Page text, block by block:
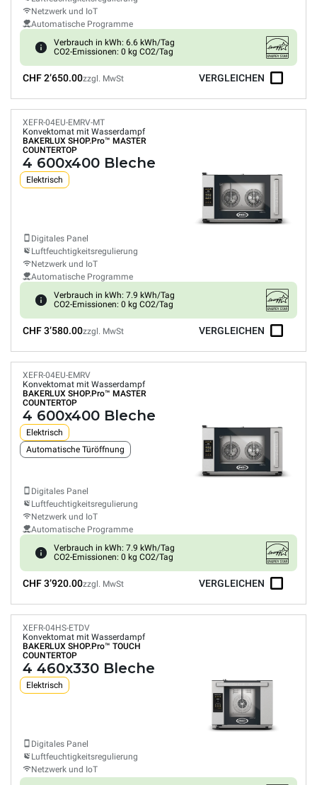
Netzwerk und IoT
Automatische Programme
Verbrauch in kWh: 6.6 kWh/Tag
CO2-Emissionen: 0 kg CO2/Tag
CHF 2’650.00zzgl. MwSt VERGLEICHEN
XEFR-04EU-EMRV-MT
Konvektomat mit Wasserdampf
BAKERLUX SHOP.Pro™ MASTER
COUNTERTOP
4 600x400 Bleche
Elektrisch
Digitales Panel
Luftfeuchtigkeitsregulierung
Netzwerk und IoT
Automatische Programme
Verbrauch in kWh: 7.9 kWh/Tag
CO2-Emissionen: 0 kg CO2/Tag
CHF 3’580.00zzgl. MwSt VERGLEICHEN
XEFR-04EU-EMRV
Konvektomat mit Wasserdampf
BAKERLUX SHOP.Pro™ MASTER
COUNTERTOP
4 600x400 Bleche
Elektrisch
Automatische Türöffnung
Digitales Panel
Luftfeuchtigkeitsregulierung
Netzwerk und IoT
Automatische Programme
Verbrauch in kWh: 7.9 kWh/Tag
CO2-Emissionen: 0 kg CO2/Tag
CHF 3’920.00zzgl. MwSt VERGLEICHEN
XEFR-04HS-ETDV
Konvektomat mit Wasserdampf
BAKERLUX SHOP.Pro™ TOUCH
COUNTERTOP
4 460x330 Bleche
Elektrisch
Digitales Panel
Luftfeuchtigkeitsregulierung
Netzwerk und IoT